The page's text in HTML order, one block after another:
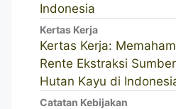
Indonesia
Kertas Kerja
Kertas Kerja:
Rente Ekstraksi
Hutan Kayu di
Catatan Kebijakan